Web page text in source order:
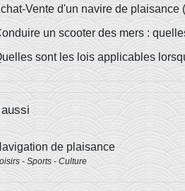
Vente d'un navire de
un scooter des mers :
sont les lois applicables
aussi
de plaisance
- Sports - Culture